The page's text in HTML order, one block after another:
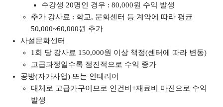
수강생 20명인 경우 : 80,000원 수익 발생
추가 강사료 : 학교, 문화센터 등 계약에 따라 평균
50,000~60,000원 추가
사설문화센터
1회 당 강사료 150,000원 이상 책정(센터에 따라 변동)
고급과정일수록 점진적으로 수익 증가
공방(자가사업) 또는 인테리어
대체로 고급가구이므로 인건비+재료비 마진으로 수익
발생